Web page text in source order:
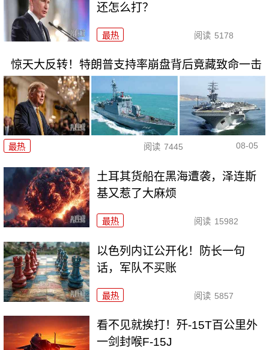
还怎么打？
最热 阅读 5178
惊天大反转！特朗普支持率崩盘背后竟藏致命一击
最热 阅读 7445 08-05
土耳其货船在黑海遭袭，泽连斯
基又惹了大麻烦
最热 阅读 15982
以色列内讧公开化！防长一句
话，军队不买账
最热 阅读 5857
看不见就挨打！歼-15T百公里外
一剑封喉F-15J